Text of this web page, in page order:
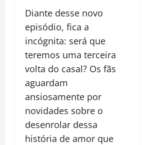
Diante desse novo
episódio, fica a
incógnita: será que
teremos uma terceira
volta do casal? Os fãs
aguardam
ansiosamente por
novidades sobre o
desenrolar dessa
história de amor que